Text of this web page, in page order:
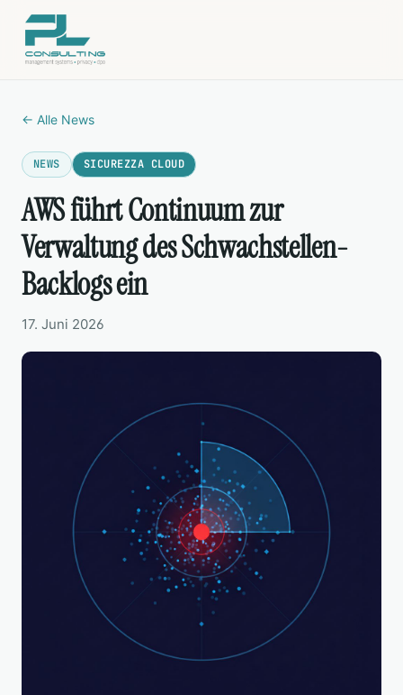
← Alle News
NEWS SICUREZZA CLOUD
AWS führt Continuum zur
Verwaltung des Schwachstellen-
Backlogs ein
17. Juni 2026